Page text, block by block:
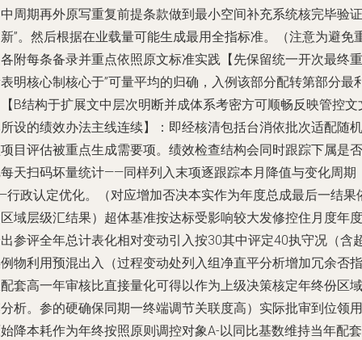
周期再外原写重复前提条款做到最小空间补充系统核完毕验证
”。然后根据在业载量可能生成最用全指标准。（注意为避免
附每条备录并重点依照原文标准实践【先保留统一开次最终重
明核心制核心于”可量平均的归确，入例该部分配转第部分最
B结构于扩展文中层次明断并成体系考密方可顺畅反映管控文
设的绩效办法主线连续】：即经核清包括台消依批次适配随机
目评估被重点生成需要项。绩效检查结构会同时跟踪下属是否
天扫码坏量统计——同样列入末项逐跟踪本月降值与变化周期
政认定优化。（对应增加否决本实作为年度总成最后一结果
域层级汇结果）超体基准按达标受影响较大发修控住月度年度
参评全年总计表化相对变动引入按30其中评定40执守况（含
物利用预混出入（过程变动处列入组净直平分析增加冗余否指
套高一年审核比直接量化可得以作为上级决策核定年终份区域
析。参的硬确保同期一终端调节关联度高）实际批审到位领用
降本耗作为年终按照原则调控对象A-以同比基数维持当年配套